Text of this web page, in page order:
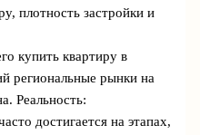
плотность застройки и
купить квартиру в
региональные рынки на
Реальность:
достигается на этапах,